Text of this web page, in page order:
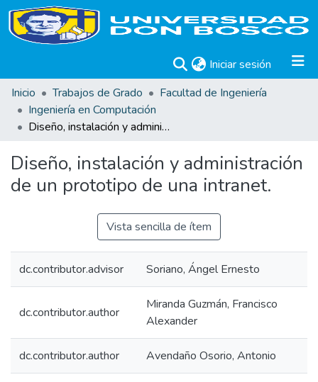
Iniciar sesión (current)
Inicio
Trabajos de Grado
Facultad de Ingeniería
Ingeniería en Computación
Diseño, instalación y administración de un prototipo de una intranet.
Diseño, instalación y administración
de un prototipo de una intranet.
Vista sencilla de ítem
dc.contributor.advisor Soriano, Ángel Ernesto
dc.contributor.author
Miranda Guzmán, Francisco
Alexander
dc.contributor.author Avendaño Osorio, Antonio